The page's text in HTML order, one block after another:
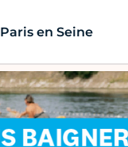
Paris en Seine